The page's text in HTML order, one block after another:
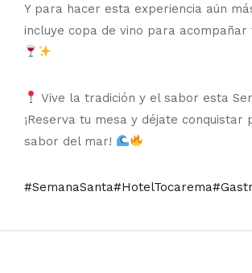
Y para hacer esta experiencia aún
incluye copa de vino para acompañar
Vive la tradición y el sabor esta
¡Reserva tu mesa y déjate conquistar
sabor del mar!
#SemanaSanta#HotelTocarema